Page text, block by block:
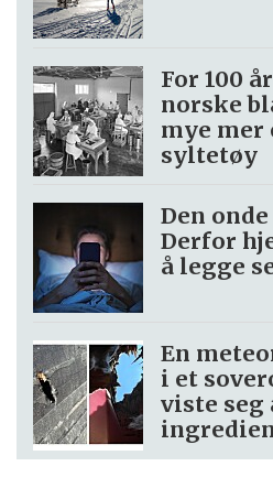
– Samtidig har vi
forteller om
flere hundre skip og
trusseltokter. Sånn sett
vold enn blant de
I 2014 bidro Sindbæk
på Videnskab.dk om
var tøffest, danske eller
lese omher på
For 100
norske
mye mer
syltetøy
Den
Derfor
å legge
En
i et
viste seg